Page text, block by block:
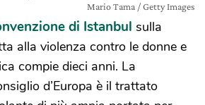
Mario Tama / Getty Images
di Istanbul sulla
alla violenza contro le donne e
compie dieci anni. La
d’Europa è il trattato